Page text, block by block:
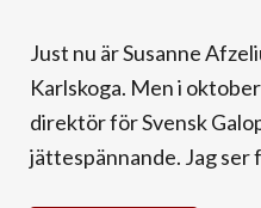
Just nu är Susanne
Karlskoga. Men i
direktör för Svensk
jättespännande. Jag ser